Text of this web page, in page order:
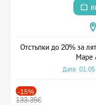
Отстъпки до 20% за
Маре
Дата:
-15%
133.35€